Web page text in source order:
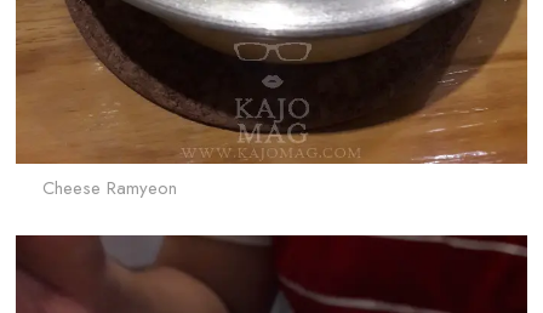
Cheese Ramyeon